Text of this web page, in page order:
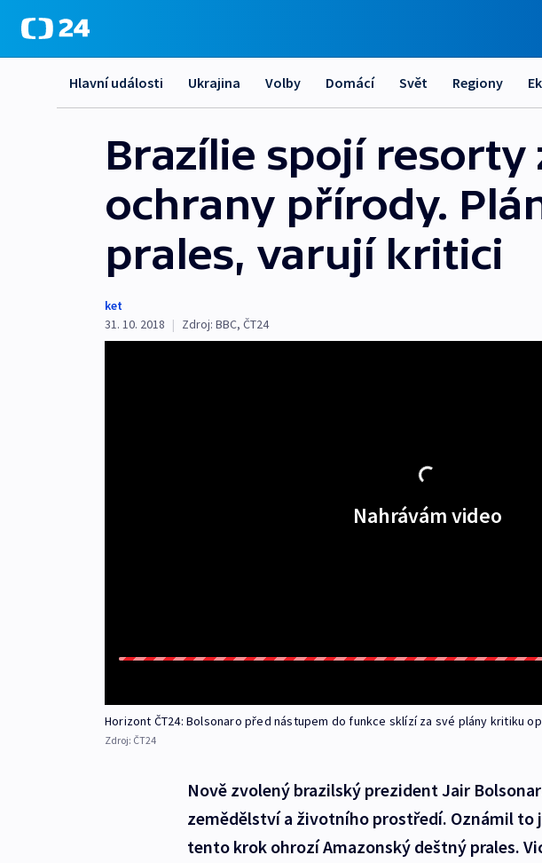
Hlavní události Ukrajina Volby Domácí Svět Regiony
Brazílie spojí resorty
ochrany přírody.
prales, varují kritici
ket
31. 10. 2018 | Zdroj: BBC, ČT24
Nahrávám video
Horizont ČT24: Bolsonaro před nástupem do funkce sklízí za své plány kritiku
Zdroj: ČT24
Nově zvolený brazilský prezident Jair
zemědělství a životního prostředí. Oznámil to
tento krok ohrozí Amazonský deštný prales.